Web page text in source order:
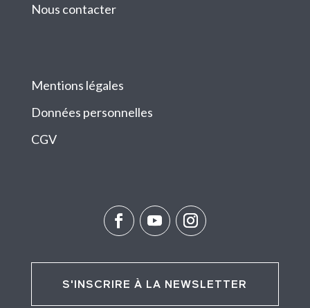
Nous contacter
Mentions légales
Données personnelles
CGV
S'INSCRIRE À LA NEWSLETTER